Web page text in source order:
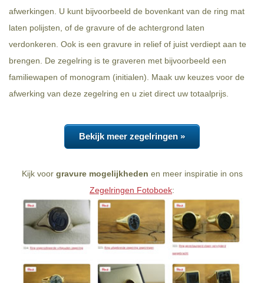
afwerkingen. U kunt bijvoorbeeld de bovenkant van de ring mat
laten polijsten, of de gravure of de achtergrond laten
verdonkeren. Ook is een gravure in relief of juist verdiept aan te
brengen. De zegelring is te graveren met bijvoorbeeld een
familiewapen of monogram (initialen). Maak uw keuzes voor de
afwerking van deze zegelring en u ziet direct uw totaalprijs.
Bekijk meer zegelringen »
Kijk voor gravure mogelijkheden en meer inspiratie in ons
Zegelringen Fotoboek: